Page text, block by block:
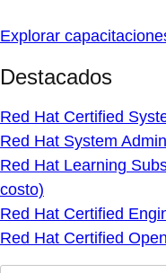
Explorar
Destacados
Red Hat Certified
Red Hat System
Red Hat Learning
costo)
Red Hat Certified
Red Hat Certified